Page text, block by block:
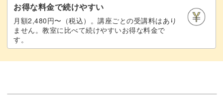
完成♪ 63:19
お得な料金で続けやすい
月額2,480円〜（税込）。講座ごとの受講料はあり
ません。教室に比べて続けやすいお得な料金で
す。